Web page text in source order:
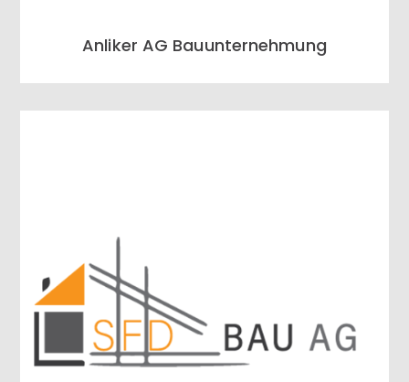
Anliker AG Bauunternehmung